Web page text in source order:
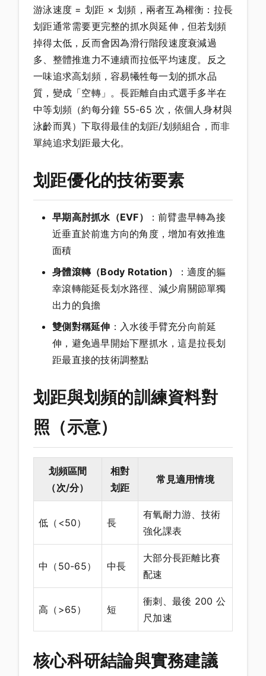
游泳速度 = 划距 × 划頻，兩者互為權衡：拉長
划距通常需要更完整的抓水與延伸，但若划頻
掉得太低，反而會因為滑行階段速度衰減過
多、整體推進力不連續而拉低平均速度。反之
一味追求高划頻，容易犧牲每一划的抓水品
質，變成「空轉」。長距離自由式選手多半在
中等划頻（約每分鐘 55-65 次，依個人身材與
泳齡而異）下取得最佳的划距/划頻組合，而非
單純追求划距最大化。
划距優化的技術要素
早期高肘抓水（EVF）
：前臂盡早轉為接
近垂直於前進方向的角度，增加有效推進
面積
身體滾轉（Body Rotation）
：適度的軀
幸滾轉能延長划水路徑、減少肩關節單獨
出力的負擔
雙側對稱延伸 ：入水後手臂充分向前延
伸，避免過早開始下壓抓水，這是拉長划
距最直接的技術調整點
划距與划頻的訓練資料對
照（示意）
划頻區間
（次/分）
相對
划距
常見適用情境
低（<50） 長
有氧耐力游、技術
強化課表
中（50-65） 中長
大部分長距離比賽
配速
高（>65） 短
衝刺、最後 200 公
尺加速
核心科研結論與實務建議